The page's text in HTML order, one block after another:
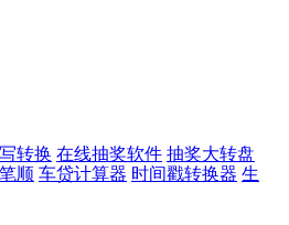
转换 在线抽奖软件 抽奖大转盘
顺 车贷计算器 时间戳转换器 生